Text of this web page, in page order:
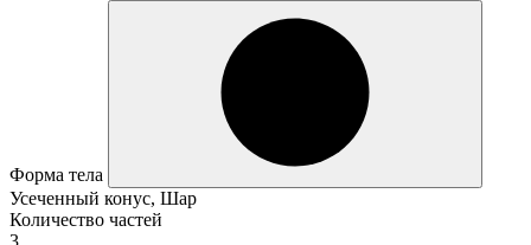
Форма тела
Усеченный конус, Шар
Количество частей
3